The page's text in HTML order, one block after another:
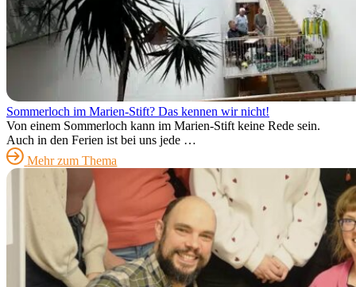
Sommerloch im Marien-Stift? Das kennen wir nicht!
Von einem Sommerloch kann im Marien-Stift keine Rede sein.
Auch in den Ferien ist bei uns jede …
Mehr zum Thema